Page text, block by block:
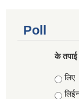
Poll
के तपाई
लिए